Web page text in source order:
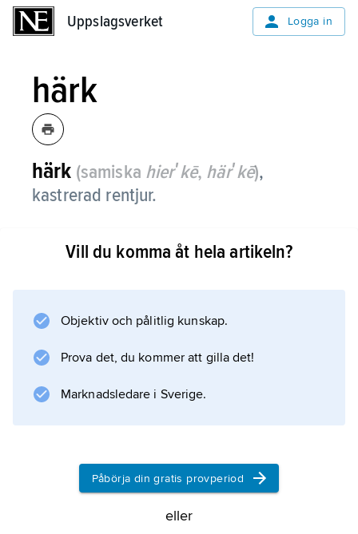
Uppslagsverket Logga in
härk
härk (samiska hierʹkē, härʹkē),
kastrerad rentjur.
Vill du komma åt hela artikeln?
Objektiv och pålitlig kunskap.
Prova det, du kommer att gilla det!
Marknadsledare i Sverige.
Påbörja din gratis provperiod
eller